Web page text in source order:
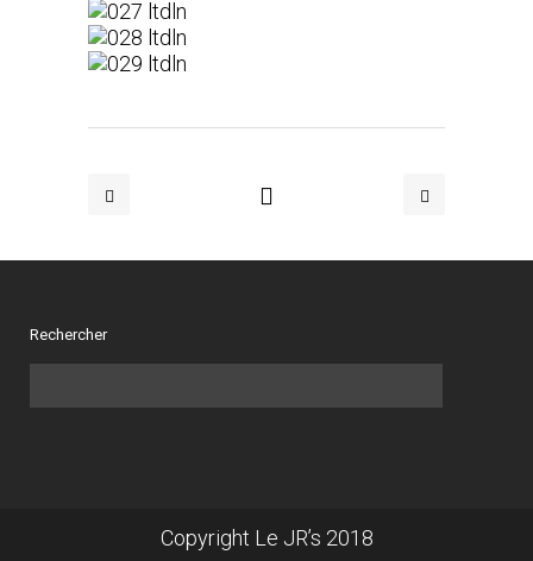
Rechercher
Copyright Le JR’s 2018